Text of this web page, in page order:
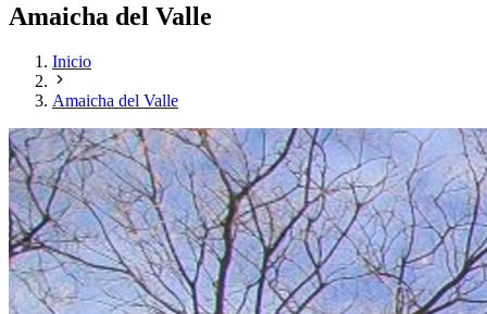
Amaicha del Valle
Inicio
Amaicha del Valle